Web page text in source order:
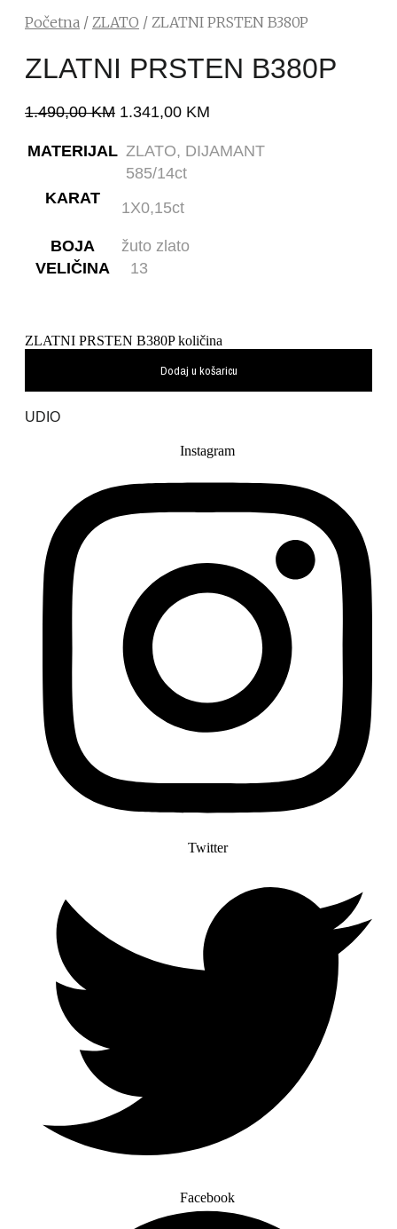
Početna / ZLATO / ZLATNI PRSTEN B380P
ZLATNI PRSTEN B380P
1.490,00KM 1.341,00 KM
MATERIJAL ZLATO, DIJAMANT
KARAT
585/14ct
1X0,15ct
BOJA
žuto zlato
VELIČINA
13
ZLATNI PRSTEN B380P količina
Dodaj u košaricu
UDIO
Instagram
Twitter
Facebook